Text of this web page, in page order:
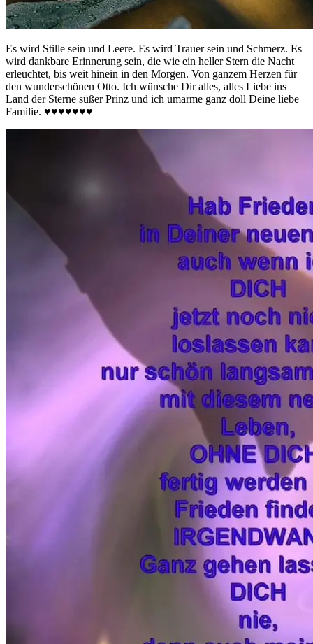
Es wird Stille sein und Leere. Es wird Trauer sein und Schmerz. Es
wird dankbare Erinnerung sein, die wie ein heller Stern die Nacht
erleuchtet, bis weit hinein in den Morgen. Von ganzem Herzen für
den wunderschönen Otto. Ich wünsche Dir alles, alles Liebe ins
Land der Sterne süßer Prinz und ich umarme ganz doll Deine liebe
Familie. ♥️♥️♥️♥️♥️♥️♥️